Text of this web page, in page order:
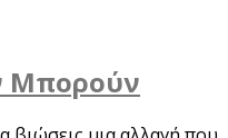
Μπορούν